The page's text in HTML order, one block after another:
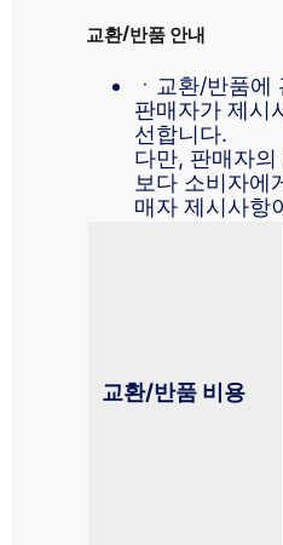
교환/반품 안내
ㆍ교환/반품
판매자가 제시
선합니다.
다만, 판매자
보다 소비자에
매자 제시사항
교환/반품 비용